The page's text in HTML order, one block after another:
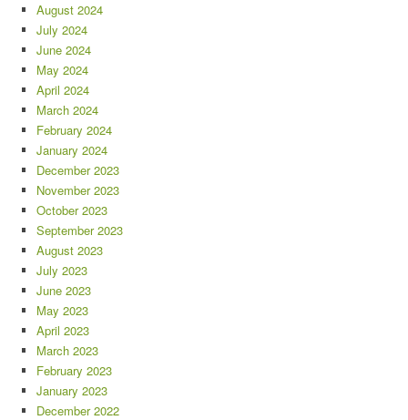
August 2024
July 2024
June 2024
May 2024
April 2024
March 2024
February 2024
January 2024
December 2023
November 2023
October 2023
September 2023
August 2023
July 2023
June 2023
May 2023
April 2023
March 2023
February 2023
January 2023
December 2022